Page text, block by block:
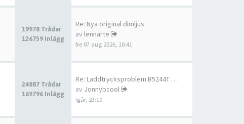
19978 Trådar
126759 Inlägg
Re: Nya original dimljus
av lennarte
fre 07 aug 2026, 10:41
24887 Trådar
169796 Inlägg
Re: Laddtrycksproblem B5244T …
av Jonnybcool
Igår, 23:10